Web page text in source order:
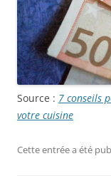
Source : 7 conseils
votre cuisine
Cette entrée a été